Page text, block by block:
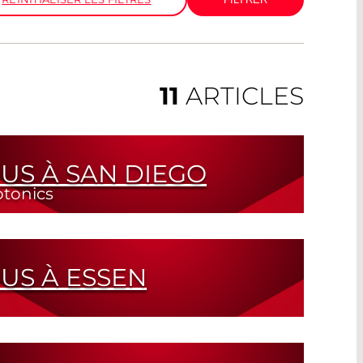
11 ARTICLES
août 2026
À SAN DIEGO
associées couvrent un large éventail
sept. 2026
À ESSEN
est le nouveau haut lieu de la